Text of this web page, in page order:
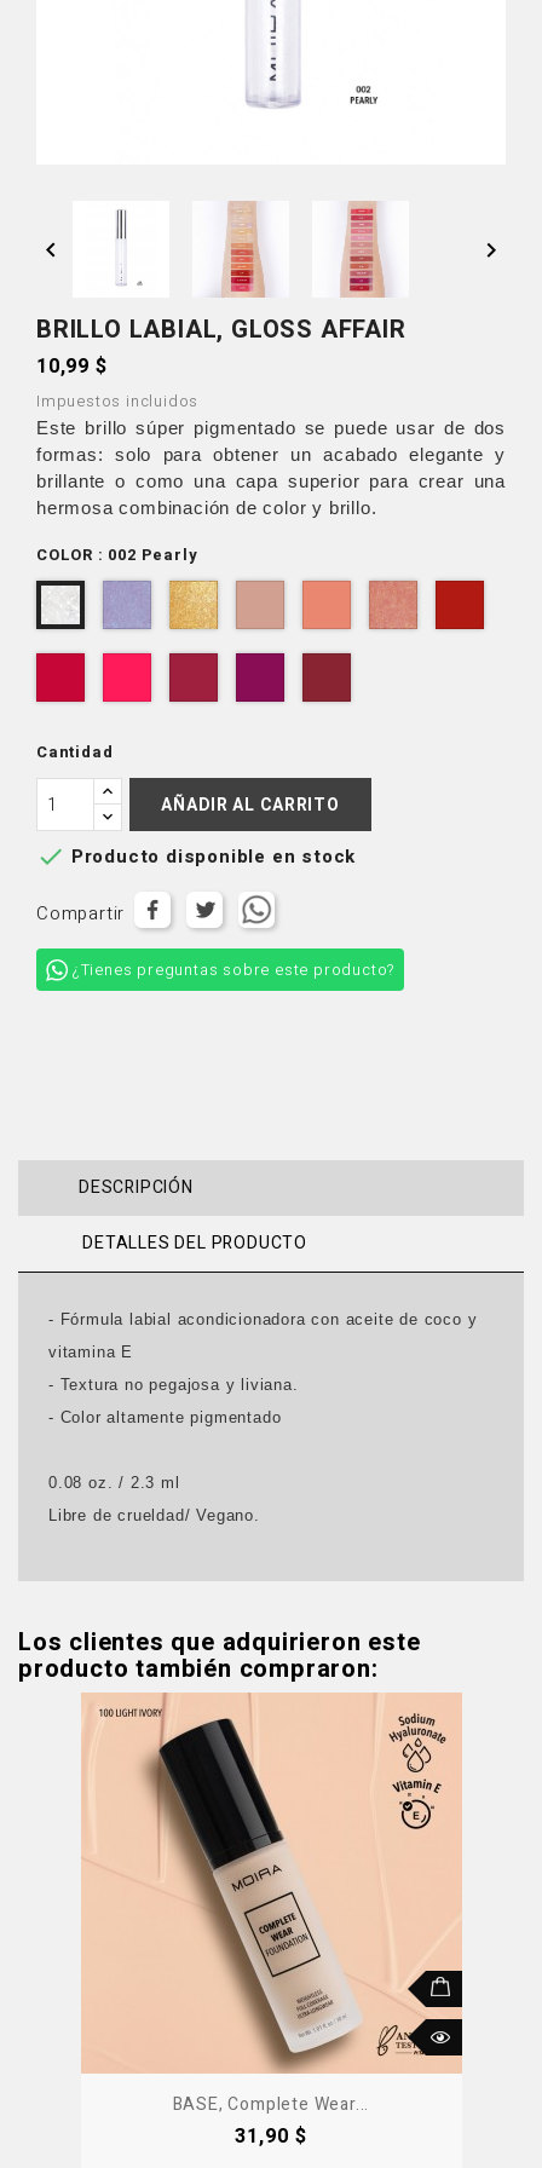
 
BRILLO LABIAL, GLOSS AFFAIR
10,99 $
Impuestos incluidos
Este brillo súper pigmentado se puede usar de dos
formas: solo para obtener un acabado elegante y
brillante o como una capa superior para crear una
hermosa combinación de color y brillo.
COLOR : 002 Pearly
002
Pearly
003
Mermaid
004
Blings Honey
Love
008
Tulip
009
Coral
Lava
RaspberryEyecandyDiva
Luvs
Xoxo
Cantidad
AÑADIR AL CARRITO
 Producto disponible en stock
Compartir
¿Tienes preguntas sobre este producto?
DESCRIPCIÓN
DETALLES DEL PRODUCTO
- Fórmula labial acondicionadora con aceite de coco y
vitamina E
- Textura no pegajosa y liviana.
- Color altamente pigmentado
0.08 oz. / 2.3 ml
Libre de crueldad/ Vegano.
Los clientes que adquirieron este
producto también compraron:
BASE, Complete Wear...
Precio
31,90 $